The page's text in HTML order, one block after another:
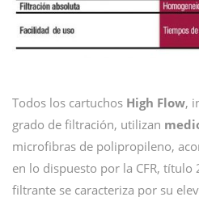
Todos los cartuchos High Flow,
grado de filtración, utilizan
microfibras de polipropileno,
en lo dispuesto por la CFR, título
filtrante se caracteriza por su